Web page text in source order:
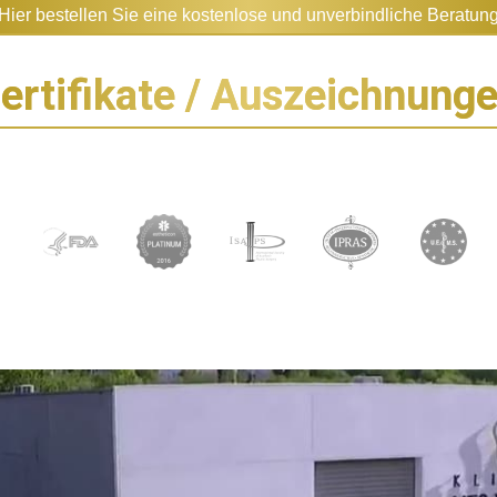
bestellen Sie eine kostenlose und unverbindliche
/